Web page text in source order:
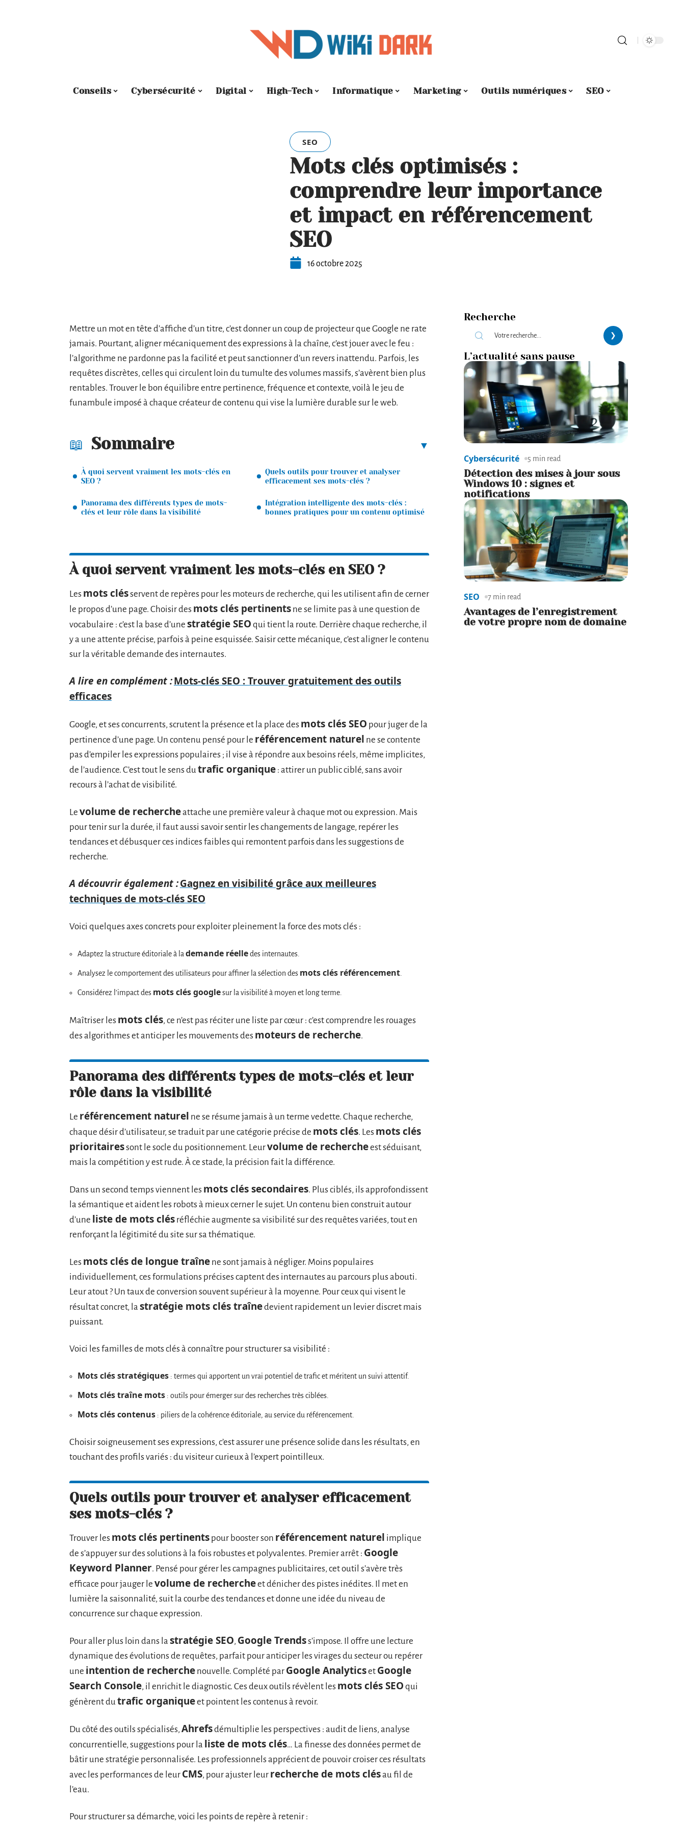
Conseils Cybersécurité Digital High-Tech Informatique Marketing Outils numériques SEO
SEO
Mots clés optimisés :
comprendre leur importance
et impact en référencement
SEO
16 octobre 2025
Mettre un mot en tête d’affiche d’un titre, c’est donner un coup de projecteur que Google ne rate
jamais. Pourtant, aligner mécaniquement des expressions à la chaîne, c’est jouer avec le feu :
l’algorithme ne pardonne pas la facilité et peut sanctionner d’un revers inattendu. Parfois, les
requêtes discrètes, celles qui circulent loin du tumulte des volumes massifs, s’avèrent bien plus
rentables. Trouver le bon équilibre entre pertinence, fréquence et contexte, voilà le jeu de
funambule imposé à chaque créateur de contenu qui vise la lumière durable sur le web.
Sommaire
À quoi servent vraiment les mots-clés en
SEO ?
Panorama des différents types de mots-
clés et leur rôle dans la visibilité
Quels outils pour trouver et analyser
efficacement ses mots-clés ?
Intégration intelligente des mots-clés :
bonnes pratiques pour un contenu optimisé
À quoi servent vraiment les mots-clés en SEO ?
Les mots clésservent de repères pour les moteurs de recherche, qui les utilisent afin de cerner
le propos d’une page. Choisir des mots clés pertinents ne se limite pas à une question de
vocabulaire : c’est la base d’une stratégie SEO qui tient la route. Derrière chaque recherche, il
y a une attente précise, parfois à peine esquissée. Saisir cette mécanique, c’est aligner le contenu
sur la véritable demande des internautes.
A lire en complément :Mots-clés SEO : Trouver gratuitement des outils
efficaces
Google, et ses concurrents, scrutent la présence et la place des mots clés SEO pour juger de la
pertinence d’une page. Un contenu pensé pour le référencement naturel ne se contente
pas d’empiler les expressions populaires ; il vise à répondre aux besoins réels, même implicites,
de l’audience. C’est tout le sens du trafic organique : attirer un public ciblé, sans avoir
recours à l’achat de visibilité.
Le volume de rechercheattache une première valeur à chaque mot ou expression. Mais
pour tenir sur la durée, il faut aussi savoir sentir les changements de langage, repérer les
tendances et débusquer ces indices faibles qui remontent parfois dans les suggestions de
recherche.
A découvrir également :Gagnez en visibilité grâce aux meilleures
techniques de mots-clés SEO
Voici quelques axes concrets pour exploiter pleinement la force des mots clés :
Adaptez la structure éditoriale à la demande réelledes internautes.
Analysez le comportement des utilisateurs pour affiner la sélection des mots clés référencement
Considérez l’impact des mots clés googlesur la visibilité à moyen et long terme.
Maîtriser les mots clés, ce n’est pas réciter une liste par cœur : c’est comprendre les rouages
des algorithmes et anticiper les mouvements des moteurs de recherche.
Panorama des différents types de mots-clés et leur
rôle dans la visibilité
Le référencement naturel ne se résume jamais à un terme vedette. Chaque recherche,
chaque désir d’utilisateur, se traduit par une catégorie précise de mots clés. Les mots clés
prioritairessont le socle du positionnement. Leurvolume de rechercheest séduisant,
mais la compétition y est rude. À ce stade, la précision fait la différence.
Dans un second temps viennent les mots clés secondaires. Plus ciblés, ils approfondissent
la sémantique et aident les robots à mieux cerner le sujet. Un contenu bien construit autour
d’une liste de mots clés réfléchie augmente sa visibilité sur des requêtes variées, tout en
renforçant la légitimité du site sur sa thématique.
Les mots clés de longue traîne ne sont jamais à négliger. Moins populaires
individuellement, ces formulations précises captent des internautes au parcours plus abouti.
Leur atout ? Un taux de conversion souvent supérieur à la moyenne. Pour ceux qui visent le
résultat concret, la stratégie mots clés traînedevient rapidement un levier discret mais
puissant.
Voici les familles de mots clés à connaître pour structurer sa visibilité :
Mots clés stratégiques : termes qui apportent un vrai potentiel de trafic et méritent un suivi attentif.
Mots clés traîne mots : outils pour émerger sur des recherches très ciblées.
Mots clés contenus : piliers de la cohérence éditoriale, au service du référencement.
Choisir soigneusement ses expressions, c’est assurer une présence solide dans les résultats, en
touchant des profils variés : du visiteur curieux à l’expert pointilleux.
Quels outils pour trouver et analyser efficacement
ses mots-clés ?
Trouver les mots clés pertinents pour booster son référencement naturel implique
de s’appuyer sur des solutions à la fois robustes et polyvalentes. Premier arrêt : Google
Keyword Planner. Pensé pour gérer les campagnes publicitaires, cet outil s’avère très
efficace pour jauger le volume de rechercheet dénicher des pistes inédites. Il met en
lumière la saisonnalité, suit la courbe des tendances et donne une idée du niveau de
concurrence sur chaque expression.
Pour aller plus loin dans la stratégie SEO, Google Trendss’impose. Il offre une lecture
dynamique des évolutions de requêtes, parfait pour anticiper les virages du secteur ou repérer
une intention de recherche nouvelle. Complété par Google Analyticset Google
Search Console, il enrichit le diagnostic. Ces deux outils révèlent les mots clés SEO qui
génèrent du trafic organiqueet pointent les contenus à revoir.
Du côté des outils spécialisés, Ahrefsdémultiplie les perspectives : audit de liens, analyse
concurrentielle, suggestions pour la liste de mots clés… La finesse des données permet de
bâtir une stratégie personnalisée. Les professionnels apprécient de pouvoir croiser ces résultats
avec les performances de leur CMS, pour ajuster leur recherche de mots clésau fil de
l’eau.
Pour structurer sa démarche, voici les points de repère à retenir :
Recherche
L’actualité sans pause
Cybersécurité 5 min read
Détection des mises à jour sous
Windows 10 : signes et
notifications
SEO 7 min read
Avantages de l’enregistrement
de votre propre nom de domaine